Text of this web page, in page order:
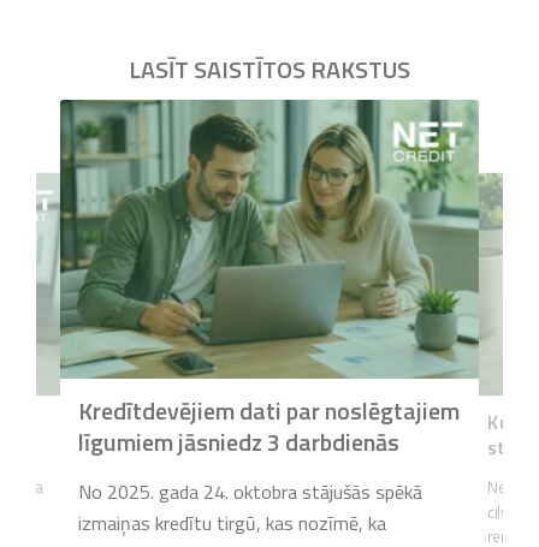
LASĪT SAISTĪTOS RAKSTUS
Kredītdevējiem dati par noslēgtajiem
līgumiem jāsniedz 3 darbdienās
No 2025. gada 24. oktobra stājušās spēkā
izmaiņas kredītu tirgū, kas nozīmē, ka
Kur
cilvēki